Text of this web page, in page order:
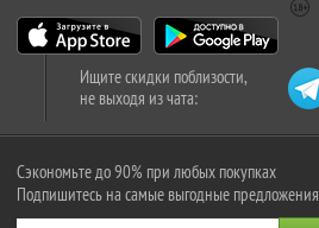
Ищите скидки поблизости,
не выходя из чата:
Сэкономьте до 90% при любых покупках
Подпишитесь на самые выгодные предложения